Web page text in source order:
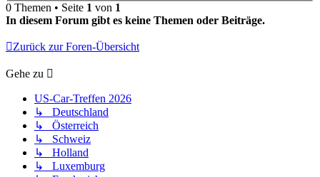
0 Themen • Seite 1 von 1
In diesem Forum gibt es keine Themen oder Beiträge.
Zurück zur Foren-Übersicht
Gehe zu
US-Car-Treffen 2026
↳ Deutschland
↳ Österreich
↳ Schweiz
↳ Holland
↳ Luxemburg